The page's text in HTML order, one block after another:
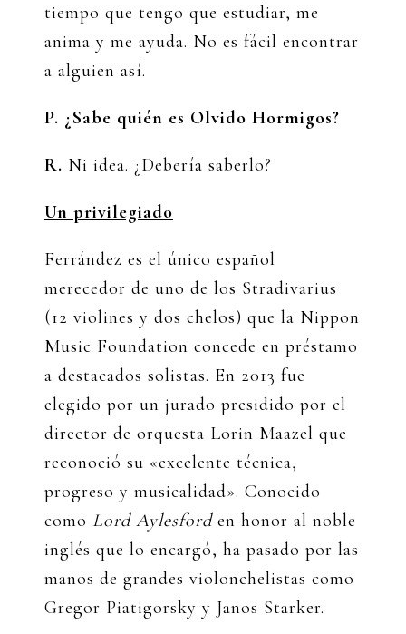
tiempo que tengo que estudiar, me
anima y me ayuda. No es fácil encontrar
a alguien así.
P. ¿Sabe quién es Olvido Hormigos?
R. Ni idea. ¿Debería saberlo?
Un privilegiado
Ferrández es el único español
merecedor de uno de los Stradivarius
(12 violines y dos chelos) que la Nippon
Music Foundation concede en préstamo
a destacados solistas. En 2013 fue
elegido por un jurado presidido por el
director de orquesta Lorin Maazel que
reconoció su «excelente técnica,
progreso y musicalidad». Conocido
como Lord Aylesforden honor al noble
inglés que lo encargó, ha pasado por las
manos de grandes violonchelistas como
Gregor Piatigorsky y Janos Starker.